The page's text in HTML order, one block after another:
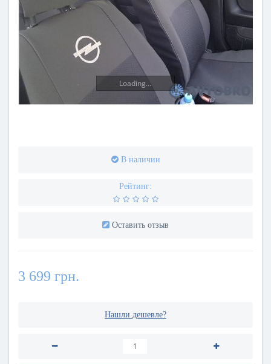
Loading...
В наличии
Рейтинг:
Оставить отзыв
3 699 грн.
Нашли дешевле?